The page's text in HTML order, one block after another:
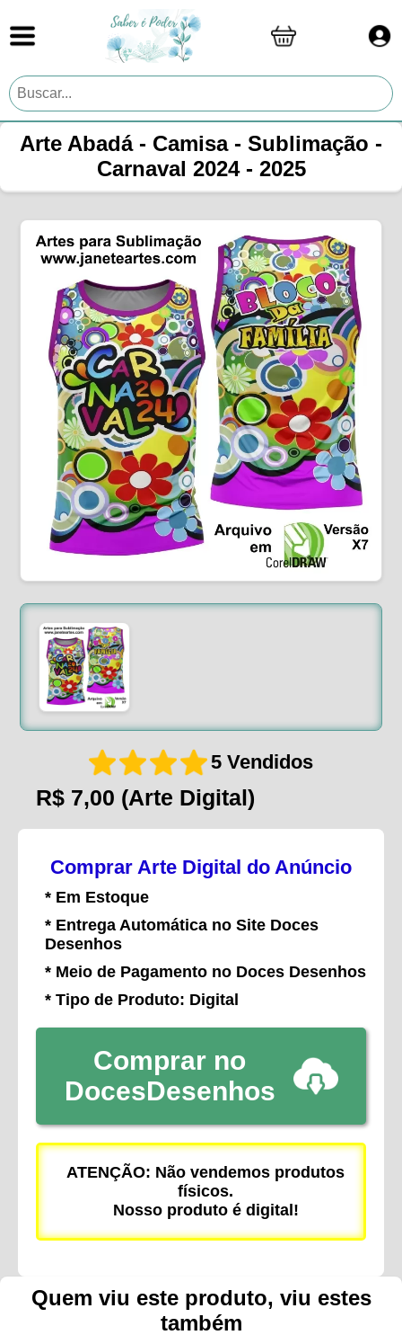
Arte Abadá - Camisa - Sublimação -
Carnaval 2024 - 2025
5 Vendidos
R$ 7,00 (Arte Digital)
Comprar Arte Digital do Anúncio
* Em Estoque
* Entrega Automática no Site Doces
Desenhos
* Meio de Pagamento no Doces Desenhos
* Tipo de Produto: Digital
Comprar no
DocesDesenhos
ATENÇÃO: Não vendemos produtos
físicos.
Nosso produto é digital!
Quem viu este produto, viu estes
também